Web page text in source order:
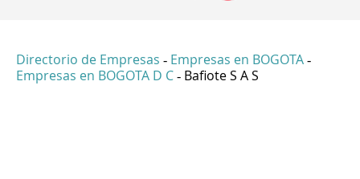
Directorio de Empresas - Empresas en BOGOTA -
Empresas en BOGOTA D C - Bafiote S A S